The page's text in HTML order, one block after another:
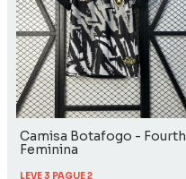
Camisa Botafogo - Fourth
Feminina
LEVE 3 PAGUE 2